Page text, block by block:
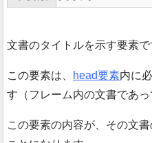
文書のタイトルを示す要素で
この要素は、 head要素内に
す（フレーム内の文書であっ
この要素の内容が、その文